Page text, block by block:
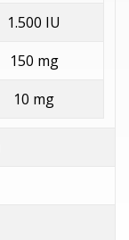
1.500 IU
150 mg
10 mg